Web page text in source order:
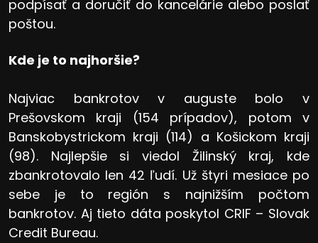
podpísať a doručiť do kancelárie alebo poslať
poštou.
Kde je to najhoršie?
Najviac bankrotov v auguste bolo v
Prešovskom kraji (154 prípadov), potom v
Banskobystrickom kraji (114) a Košickom kraji
(98). Najlepšie si viedol Žilinský kraj, kde
zbankrotovalo len 42 ľudí. Už štyri mesiace po
sebe je to región s najnižším počtom
bankrotov. Aj tieto dáta poskytol CRIF – Slovak
Credit Bureau.